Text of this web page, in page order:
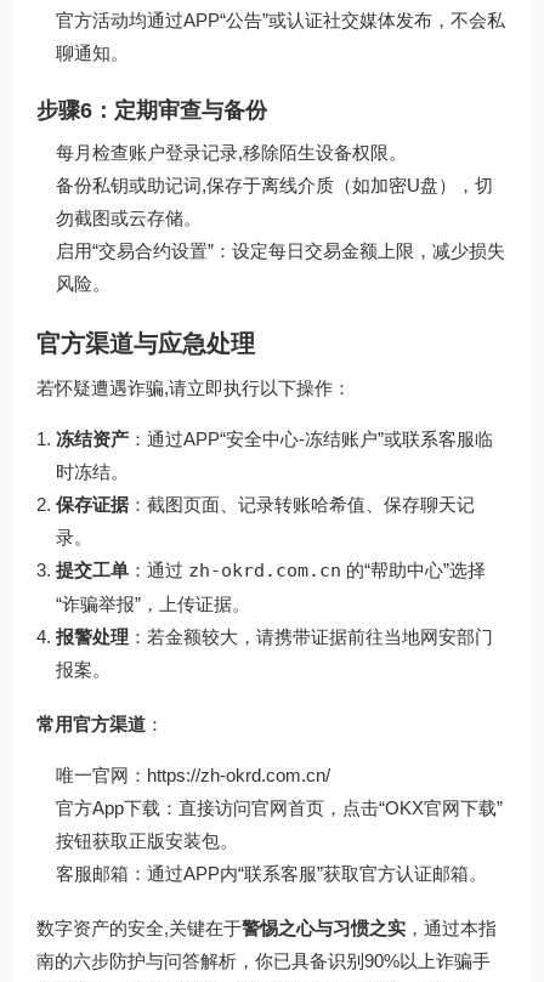
官方活动均通过APP“公告”或认证社交媒体发布，不会私
聊通知。
步骤6：定期审查与备份
每月检查账户登录记录,移除陌生设备权限。
备份私钥或助记词,保存于离线介质（如加密U盘），切
勿截图或云存储。
启用“交易合约设置”：设定每日交易金额上限，减少损失
风险。
官方渠道与应急处理
若怀疑遭遇诈骗,请立即执行以下操作：
冻结资产 ：通过APP“安全中心-冻结账户”或联系客服临
时冻结。
保存证据 ：截图页面、记录转账哈希值、保存聊天记
录。
提交工单 ：通过 zh-okrd.com.cn 的“帮助中心”选择
“诈骗举报”，上传证据。
报警处理 ：若金额较大，请携带证据前往当地网安部门
报案。
常用官方渠道 ：
唯一官网： https://zh-okrd.com.cn/
官方App下载：直接访问官网首页，点击“OKX官网下载”
按钮获取正版安装包。
客服邮箱：通过APP内“联系客服”获取官方认证邮箱。
数字资产的安全,关键在于警惕之心与习惯之实 ，通过本指
南的六步防护与问答解析，你已具备识别90%以上诈骗手